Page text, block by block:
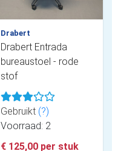
Drabert
Drabert Entrada
bureaustoel - rode
stof
Gebruikt (?)
Voorraad: 2
€ 125,00 per stuk